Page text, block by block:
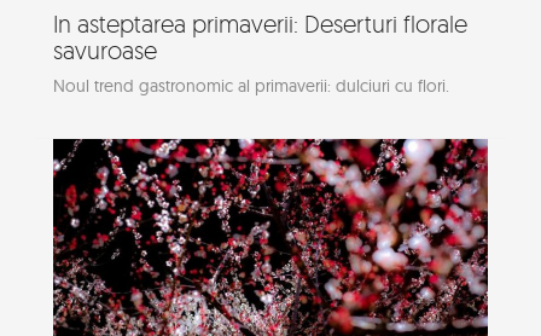
In asteptarea primaverii: Deserturi florale
savuroase
Noul trend gastronomic al primaverii: dulciuri cu flori.